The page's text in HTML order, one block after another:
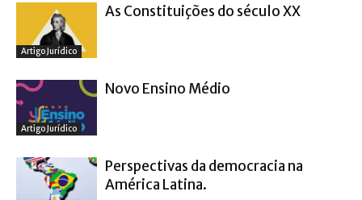
Artigo Jurídico
As Constituições do século XX
Artigo Jurídico
Novo Ensino Médio
Perspectivas da democracia na
América Latina.